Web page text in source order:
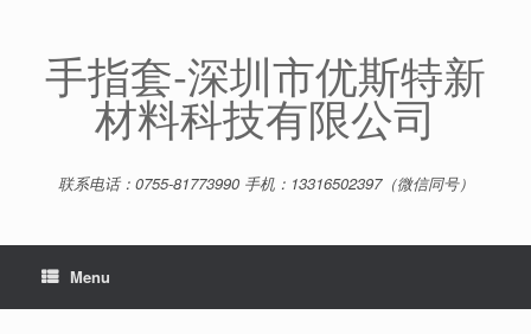
content手指套-深圳市优斯特新
材料科技有限公司
联系电话：0755-81773990 手机：13316502397（微信同号）
Menu